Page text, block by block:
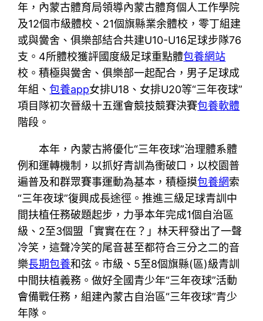
年，內蒙古體育局領導內蒙古體育個人工作學院
及12個市級體校、21個旗縣業余體校，零丁組建
或與黌舍、俱樂部結合共建U10-U16足球步隊76
支。4所體校獲評國度級足球重點體包養網站
校。積極與黌舍、俱樂部一起配合，男子足球成
年組、包養app女排U18、女排U20等“三年夜球”
項目隊初次晉級十五運會競技競賽決賽包養軟體
階段。
本年，內蒙古將優化“三年夜球”治理體系體
例和運轉機制，以抓好青訓為衝破口，以校園普
遍普及和群眾賽事運動為基本，積極摸包養網索
“三年夜球”復興成長途徑。推進三級足球青訓中
間扶植任務破題起步，力爭本年完成1個自治區
級、2至3個盟「實實在在？」林天秤發出了一聲
冷笑，這聲冷笑的尾音甚至都符合三分之二的音
樂長期包養和弦。市級、5至8個旗縣(區)級青訓
中間扶植義務。做好全國青少年“三年夜球”活動
會備戰任務，組建內蒙古自治區“三年夜球”青少
年隊。